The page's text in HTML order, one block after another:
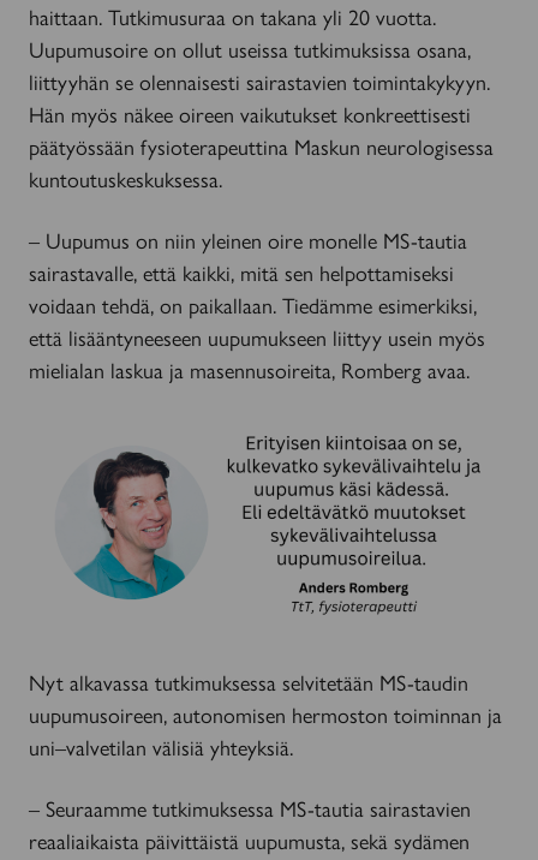
haittaan. Tutkimusuraa on takana yli 20 vuotta.
Uupumusoire on ollut useissa tutkimuksissa osana,
liittyyhän se olennaisesti sairastavien toimintakykyyn.
Hän myös näkee oireen vaikutukset konkreettisesti
päätyössään fysioterapeuttina Maskun neurologisessa
kuntoutuskeskuksessa.
– Uupumus on niin yleinen oire monelle MS-tautia
sairastavalle, että kaikki, mitä sen helpottamiseksi
voidaan tehdä, on paikallaan. Tiedämme esimerkiksi,
että lisääntyneeseen uupumukseen liittyy usein myös
mielialan laskua ja masennusoireita, Romberg avaa.
Nyt alkavassa tutkimuksessa selvitetään MS-taudin
uupumusoireen, autonomisen hermoston toiminnan ja
uni–valvetilan välisiä yhteyksiä.
– Seuraamme tutkimuksessa MS-tautia sairastavien
reaaliaikaista päivittäistä uupumusta, sekä sydämen